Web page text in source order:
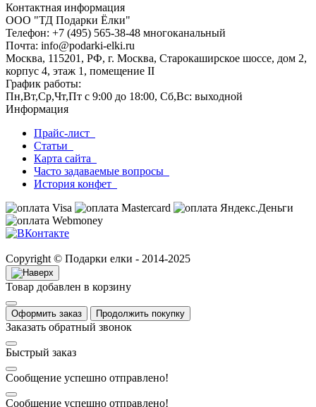
Контактная информация
ООО "ТД Подарки Ёлки"
Телефон: +7 (495) 565-38-48 многоканальный
Почта: info@podarki-elki.ru
Москва, 115201, РФ, г. Москва, Старокаширское шоссе, дом 2,
корпус 4, этаж 1, помещение II
График работы:
Пн,Вт,Ср,Чт,Пт с 9:00 до 18:00, Сб,Вс: выходной
Информация
Прайс-лист
Статьи
Карта сайта
Часто задаваемые вопросы
История конфет
Copyright © Подарки елки - 2014-2025
Товар добавлен в корзину
Оформить заказ Продолжить покупку
Заказать обратный звонок
Быстрый заказ
Сообщение успешно отправлено!
Сообщение успешно отправлено!